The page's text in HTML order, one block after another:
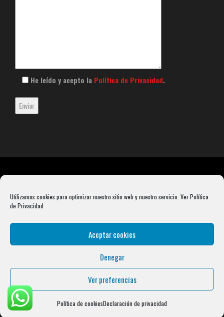
Utilizamos cookies para optimizar nuestro sitio web y nuestro servicio. Ver Política
de Privacidad
Aceptar cookies
Denegar
Ver preferencias
Política de cookiesDeclaración de privacidad
He leído y acepto la Política de Privacidad.
Rebel Barbell S.L. B66099904 Pasaje Rustullet 18, 08041 (Barcelona)
info@condalcrossfit.com © Copyright 2025 Condal Crossfit -Blog-Política de
Política de Cookies -Aviso Legal| Designed by